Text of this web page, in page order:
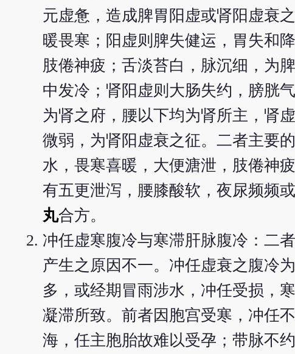
元虚惫，造成脾胃阳虚或肾阳虚衰
暖畏寒；阳虚则脾失健运，胃失和
肢倦神疲；舌淡苔白，脉沉细，为
中发冷；肾阳虚则大肠失约，膀胱
为肾之府，腰以下均为肾所主，肾
微弱，为肾阳虚衰之征。二者主要
水，畏寒喜暖，大便溏泄，肢倦神
有五更泄泻，腰膝酸软，夜尿频频
丸合方。
冲任虚寒腹冷与寒滞肝脉腹冷：二
产生之原因不一。冲任虚衰之腹冷
多，或经期冒雨涉水，冲任受损，
凝滞所致。前者因胞宫受寒，冲任
海，任主胞胎故难以受孕；带脉不